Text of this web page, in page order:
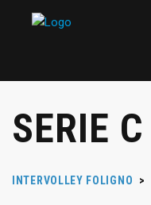
SERIE C
INTERVOLLEY FOLIGNO >